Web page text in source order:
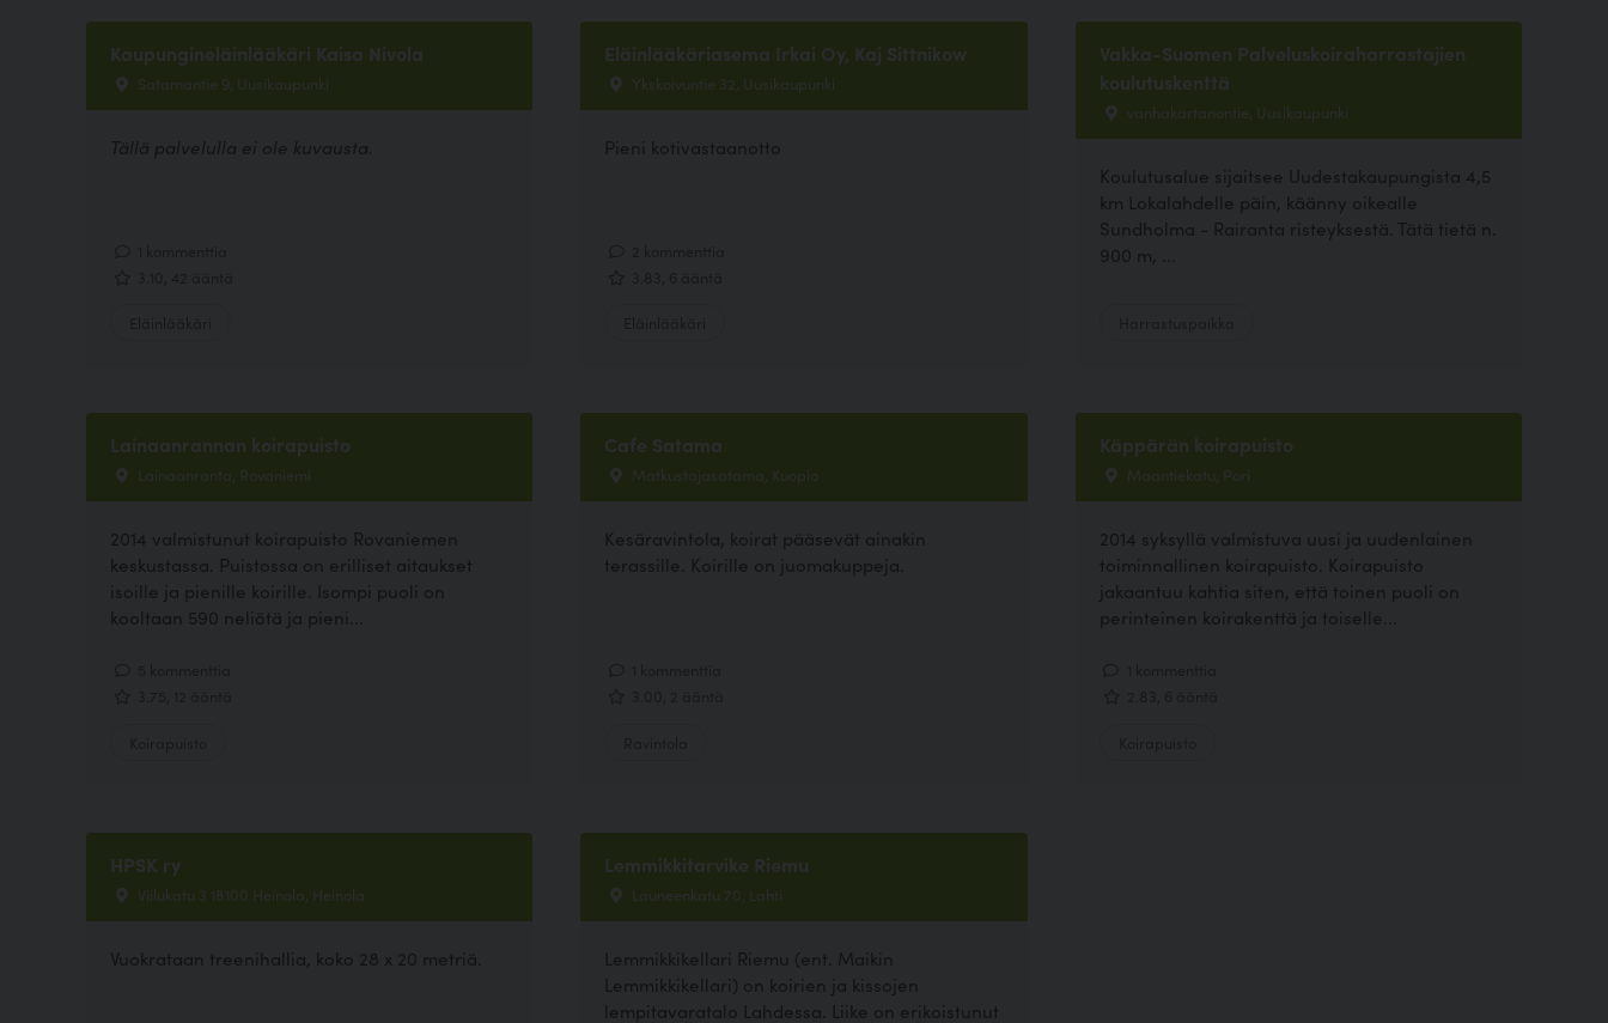
Kaupungineläinlääkäri Kaisa Nivola
Satamantie 9, Uusikaupunki
Tällä palvelulla ei ole kuvausta.
Eläinlääkäriasema Irkai Oy, Kaj Sittnikow
Ykskoivuntie 32, Uusikaupunki
Pieni kotivastaanotto
Vakka-Suomen Palveluskoiraharrastajien
koulutuskenttä
vanhakartanontie, Uusikaupunki
Koulutusalue sijaitsee Uudestakaupungista 4,5
km Lokalahdelle päin, käänny oikealle
Sundholma - Rairanta risteyksestä. Tätä tietä n.
900 m, ...
Lainaanrannan koirapuisto
Lainaanranta, Rovaniemi
2014 valmistunut koirapuisto Rovaniemen
keskustassa. Puistossa on erilliset aitaukset
isoille ja pienille koirille. Isompi puoli on
kooltaan 590 neliötä ja pieni...
Cafe Satama
Matkustajasatama, Kuopio
Kesäravintola, koirat pääsevät ainakin
terassille. Koirille on juomakuppeja.
Käppärän koirapuisto
Maantiekatu, Pori
2014 syksyllä valmistuva uusi ja uudenlainen
toiminnallinen koirapuisto. Koirapuisto
jakaantuu kahtia siten, että toinen puoli on
perinteinen koirakenttä ja toiselle...
HPSK ry
Viilukatu 3 18100 Heinola, Heinola
Vuokrataan treenihallia, koko 28 x 20 metriä.
Lemmikkitarvike Riemu
Launeenkatu 70, Lahti
Lemmikkikellari Riemu (ent. Maikin
Lemmikkikellari) on koirien ja kissojen
lempitavaratalo Lahdessa. Liike on erikoistunut